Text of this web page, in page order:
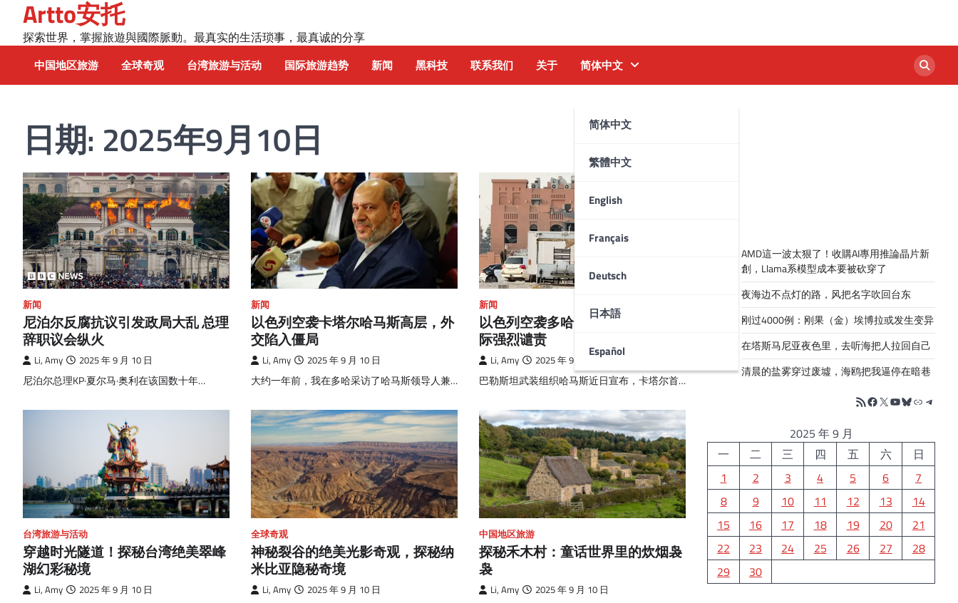
content
Artto安托
探索世界，掌握旅遊與國際脈動。最真实的生活琐事，最真诚的分享
中国地区旅游 全球奇观 台湾旅游与活动 国际旅游趋势 新闻 黑科技 联系我们 关于 简体中文
简体中文
繁體中文
English
Français
Deutsch
日本語
Español
日期: 2025年9月10日
新闻
尼泊尔反腐抗议引发政局大乱 总理
辞职议会纵火
Li, Amy 2025 年 9 月 10 日
尼泊尔总理KP·夏尔马·奥利在该国数十年…
新闻
以色列空袭卡塔尔哈马斯高层，外
交陷入僵局
Li, Amy 2025 年 9 月 10 日
大约一年前，我在多哈采访了哈马斯领导人兼…
新闻
以色列空袭多哈哈马斯领导层引国
际强烈谴责
Li, Amy 2025 年 9 月 10 日
巴勒斯坦武装组织哈马斯近日宣布，卡塔尔首…
台湾旅游与活动
穿越时光隧道！探秘台湾绝美翠峰
湖幻彩秘境
Li, Amy 2025 年 9 月 10 日
全球奇观
神秘裂谷的绝美光影奇观，探秘纳
米比亚隐秘奇境
Li, Amy 2025 年 9 月 10 日
中国地区旅游
探秘禾木村：童话世界里的炊烟袅
袅
Li, Amy 2025 年 9 月 10 日
AMD這一波太狠了！收購AI專用推論晶片新
創，Llama系模型成本要被砍穿了
夜海边不点灯的路，风把名字吹回台东
刚过4000例：刚果（金）埃博拉或发生变异
在塔斯马尼亚夜色里，去听海把人拉回自己
清晨的盐雾穿过废墟，海鸥把我逼停在暗巷
RSS FeedFacebook
X YouTube
Bluesky
链接
2025 年 9 月
一
二 三 四 五 六
日
1
2 3 4 5 6
7
8
9 10 11 12 13
14
15
16 17 18 19 20
21
22
23 24 25 26 27
28
29
30